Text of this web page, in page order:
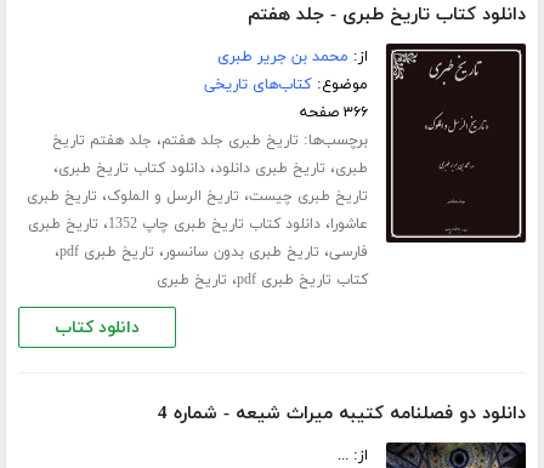
دانلود کتاب تاریخ طبری - جلد هفتم
از: محمد بن جریر طبری
موضوع:کتاب‌های تاریخی
۳۶۶ صفحه
برچسب‌ها: تاریخ طبری جلد هفتم، جلد هفتم تاریخ
طبری، تاریخ طبری دانلود،دانلود کتاب تاریخ طبری،
تاریخ طبری چیست، تاریخ الرسل و الملوک، تاریخ طبری
عاشورا،دانلود کتاب تاریخ طبری چاپ 1352 ، تاریخ طبری
فارسی، تاریخ طبری بدون سانسور، تاریخ طبری pdf ،
کتاب تاریخ طبری pdf ، تاریخ طبری
دانلود کتاب
دانلود دو فصلنامه کتیبه میراث شیعه - شماره 4
از: ...